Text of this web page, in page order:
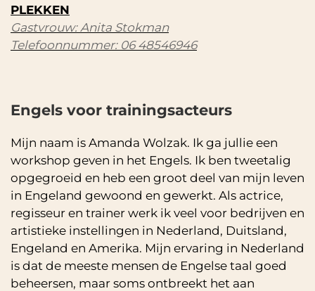
PLEKKEN
Gastvrouw: Anita Stokman
Telefoonnummer: 06 48546946
Engels voor trainingsacteurs
Mijn naam is Amanda Wolzak. Ik ga jullie een
workshop geven in het Engels. Ik ben tweetalig
opgegroeid en heb een groot deel van mijn leven
in Engeland gewoond en gewerkt. Als actrice,
regisseur en trainer werk ik veel voor bedrijven en
artistieke instellingen in Nederland, Duitsland,
Engeland en Amerika. Mijn ervaring in Nederland
is dat de meeste mensen de Engelse taal goed
beheersen, maar soms ontbreekt het aan